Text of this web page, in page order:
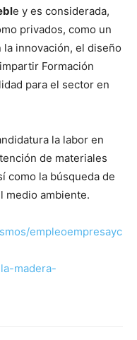
e y es considerada,
privados, como un
innovación, el diseño
Formación
para el sector en
la labor en
de materiales
como la búsqueda de
medio ambiente.
empleoempresayc
madera-